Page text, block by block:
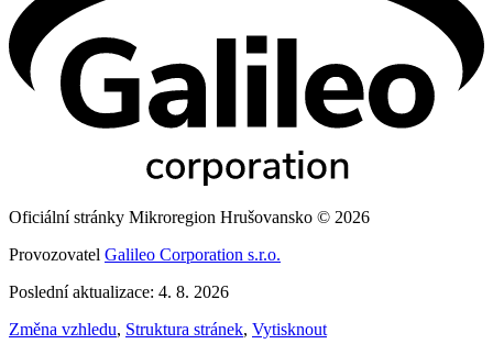
Oficiální stránky Mikroregion Hrušovansko © 2026
Provozovatel Galileo Corporation s.r.o.
Poslední aktualizace: 4. 8. 2026
Změna vzhledu, Struktura stránek, Vytisknout